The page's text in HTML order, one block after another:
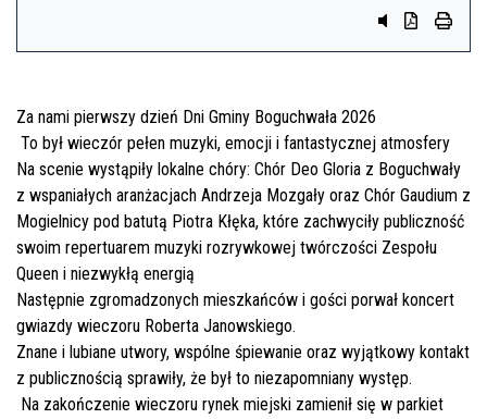
Przycisk
Przycisk do
Za nami pierwszy dzień Dni Gminy Boguchwała 2026
To był wieczór pełen muzyki, emocji i fantastycznej atmosfery
Na scenie wystąpiły lokalne chóry: Chór Deo Gloria z Boguchwały
z wspaniałych aranżacjach Andrzeja Mozgały oraz Chór Gaudium z
Mogielnicy pod batutą Piotra Kłęka, które zachwyciły publiczność
swoim repertuarem muzyki rozrywkowej twórczości Zespołu
Queen i niezwykłą energią
Następnie zgromadzonych mieszkańców i gości porwał koncert
gwiazdy wieczoru Roberta Janowskiego.
Znane i lubiane utwory, wspólne śpiewanie oraz wyjątkowy kontakt
z publicznością sprawiły, że był to niezapomniany występ.
Na zakończenie wieczoru rynek miejski zamienił się w parkiet